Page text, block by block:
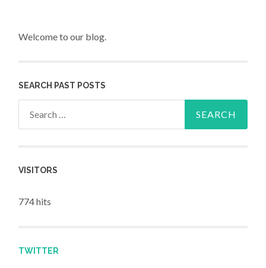
Welcome to our blog.
SEARCH PAST POSTS
VISITORS
774 hits
TWITTER